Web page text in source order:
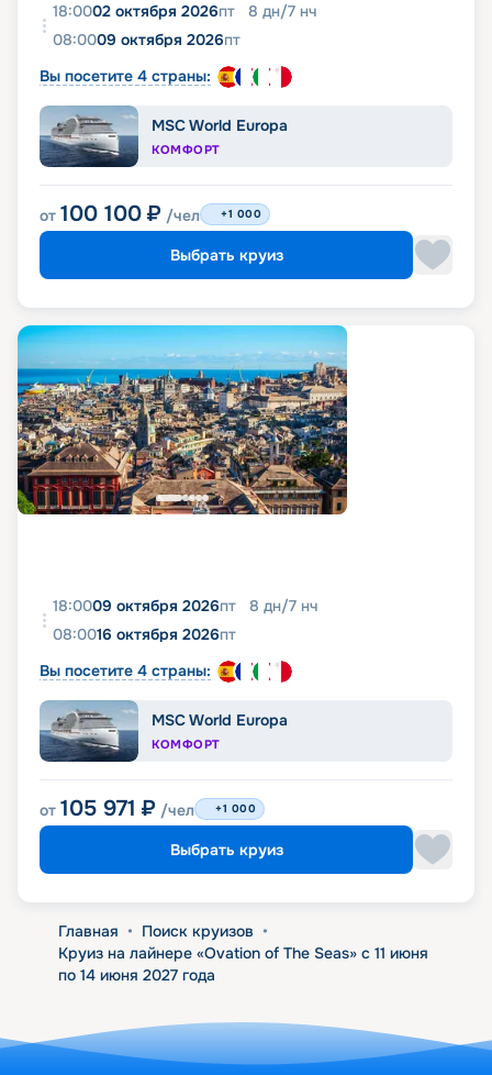
18:0002 октября 2026пт 8 дн/7 нч
08:0009 октября 2026пт
Вы посетите 4 страны:
MSC World Europa
КОМФОРТ
от 100 100 ₽ /чел +1 000
Выбрать круиз
18:0009 октября 2026пт 8 дн/7 нч
08:0016 октября 2026пт
Вы посетите 4 страны:
MSC World Europa
КОМФОРТ
от 105 971 ₽ /чел +1 000
Выбрать круиз
Главная • Поиск круизов •
Круиз на лайнере «Ovation of The Seas» с 11 июня
по 14 июня 2027 года